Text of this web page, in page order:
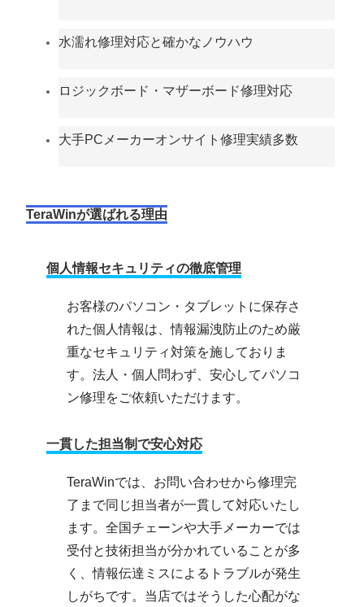
水濡れ修理対応と確かなノウハウ
ロジックボード・マザーボード修理対応
大手PCメーカーオンサイト修理実績多数
TeraWinが選ばれる理由
個人情報セキュリティの徹底管理
お客様のパソコン・タブレットに保存さ
れた個人情報は、情報漏洩防止のため厳
重なセキュリティ対策を施しておりま
す。法人・個人問わず、安心してパソコ
ン修理をご依頼いただけます。
一貫した担当制で安心対応
TeraWinでは、お問い合わせから修理完
了まで同じ担当者が一貫して対応いたし
ます。全国チェーンや大手メーカーでは
受付と技術担当が分かれていることが多
く、情報伝達ミスによるトラブルが発生
しがちです。当店ではそうした心配がな